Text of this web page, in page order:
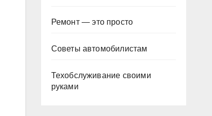
Ремонт — это просто
Советы автомобилистам
Техобслуживание своими
руками